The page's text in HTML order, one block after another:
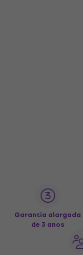
Garantia alargada
de 3 anos